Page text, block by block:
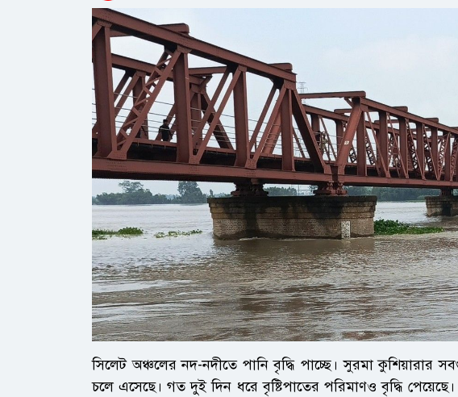
সিলেট অঞ্চলের নদ-নদীতে পানি বৃদ্ধি পাচ্ছে। সুরমা কুশিয়ারার
চলে এসেছে। গত দুই দিন ধরে বৃষ্টিপাতের পরিমাণও বৃদ্ধি